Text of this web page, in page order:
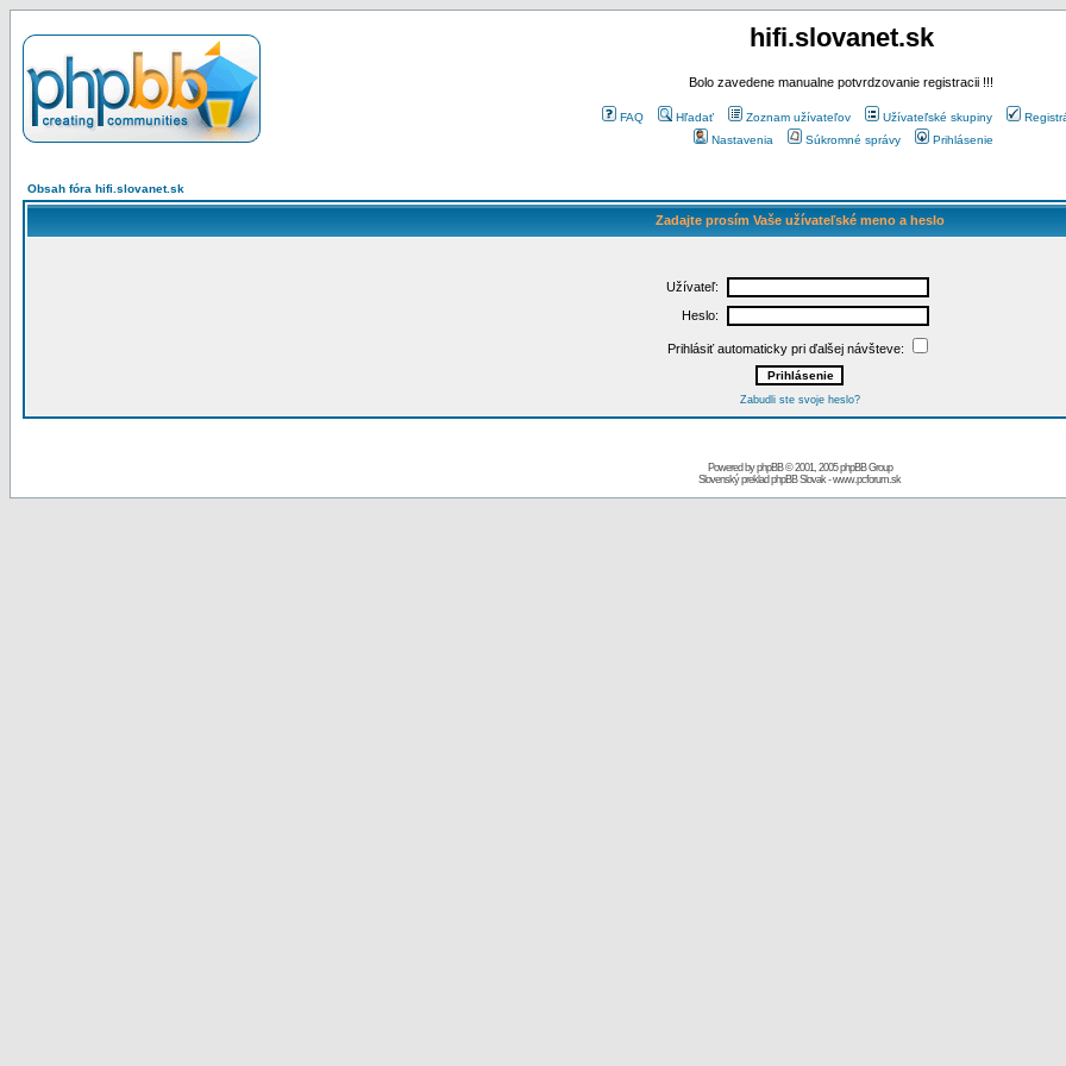
hifi.slovanet.sk
Bolo zavedene manualne potvrdzovanie registracii !!!
FAQ Hľadať Zoznam užívateľov Užívateľské skupiny
Nastavenia
Súkromné správy Prihlásenie
Obsah fóra hifi.slovanet.sk
Zadajte prosím Vaše užívateľské meno a heslo
Užívateľ:
Heslo:
Prihlásiť automaticky pri ďalšej návšteve:
Zabudli ste svoje heslo?
Powered byphpBB© 2001, 2005 phpBB Group
Slovenský preklad phpBB Slovak-www.pcforum.sk